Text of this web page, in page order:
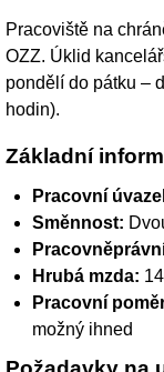
Pracoviště na
OZZ. Úklid
pondělí do pátku –
hodin).
Základní
Pracovní
Směnnost:
Hrubá mzda:
Pracovní
možný ihned